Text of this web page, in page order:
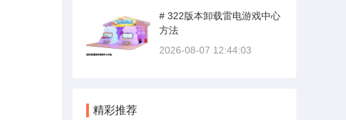
# 322版本卸载雷电游戏中心
方法
2026-08-07 12:44:03
精彩推荐